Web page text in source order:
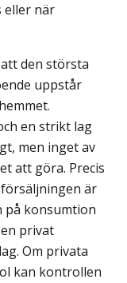
eller när
den största
uppstår
en strikt lag
men inget av
att göra. Precis
är
på konsumtion
privat
Om privata
kan kontrollen